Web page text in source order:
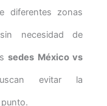
diferentes zonas
necesidad de
sedes México vs
evitar la